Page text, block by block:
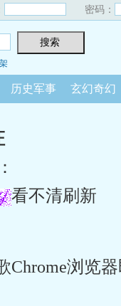
密码：
历史军事 玄幻奇幻
看不清刷新
浏览器